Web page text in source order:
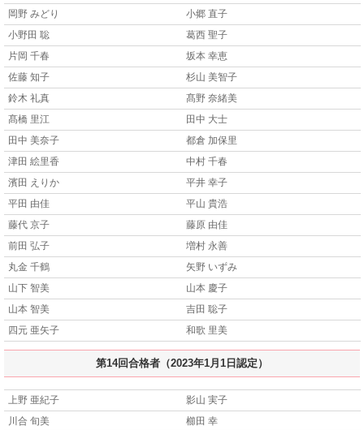
岡野 みどり
小郷 直子
小野田 聡
葛西 聖子
片岡 千春
坂本 幸恵
佐藤 知子
杉山 美智子
鈴木 礼真
髙野 奈緒美
髙橋 里江
田中 大士
田中 美奈子
都倉 加保里
津田 絵里香
中村 千春
濱田 えりか
平井 幸子
平田 由佳
平山 貴浩
藤代 京子
藤原 由佳
前田 弘子
増村 永善
丸金 千鶴
矢野 いずみ
山下 智美
山本 慶子
山本 智美
吉田 聡子
四元 亜矢子
和歌 里美
第14回合格者（2023年1月1日認定）
上野 亜紀子
影山 実子
川合 旬美
櫛田 幸